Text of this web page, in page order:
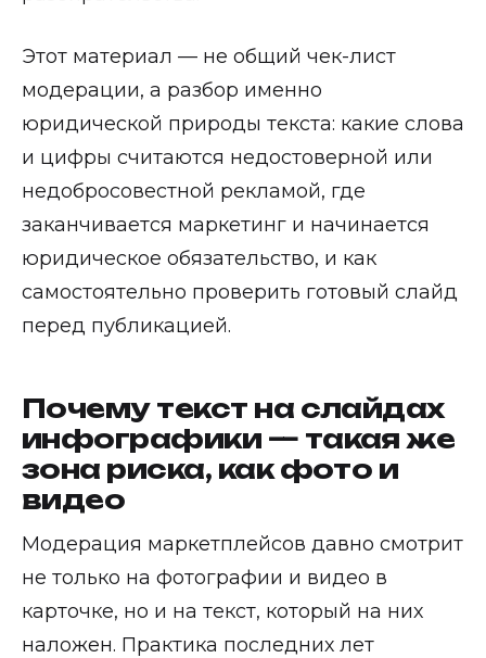
Этот материал — не общий чек-лист
модерации, а разбор именно
юридической природы текста: какие слова
и цифры считаются недостоверной или
недобросовестной рекламой, где
заканчивается маркетинг и начинается
юридическое обязательство, и как
самостоятельно проверить готовый слайд
перед публикацией.
Почему текст на слайдах
инфографики — такая же
зона риска, как фото и
видео
Модерация маркетплейсов давно смотрит
не только на фотографии и видео в
карточке, но и на текст, который на них
наложен. Практика последних лет